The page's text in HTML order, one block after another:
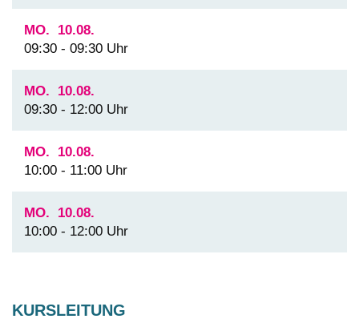
MO.
10.08.
09:30 - 09:30 Uhr
MO.
10.08.
09:30 - 12:00 Uhr
MO.
10.08.
10:00 - 11:00 Uhr
MO.
10.08.
10:00 - 12:00 Uhr
KURSLEITUNG